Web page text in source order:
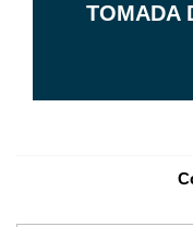
TOMADA